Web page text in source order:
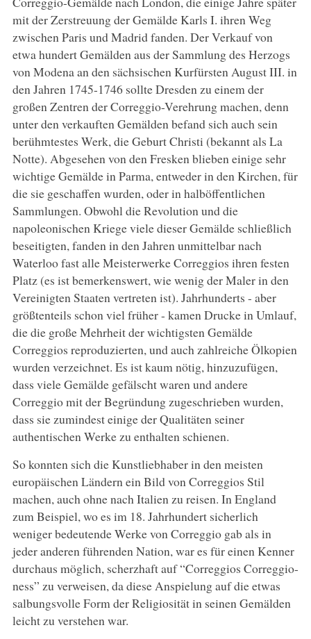
mit der Zerstreuung der Gemälde Karls I. ihren Weg
zwischen Paris und Madrid fanden. Der Verkauf von
etwa hundert Gemälden aus der Sammlung des Herzogs
von Modena an den sächsischen Kurfürsten August III. in
den Jahren 1745-1746 sollte Dresden zu einem der
großen Zentren der Correggio-Verehrung machen, denn
unter den verkauften Gemälden befand sich auch sein
berühmtestes Werk, die Geburt Christi (bekannt als La
Notte). Abgesehen von den Fresken blieben einige sehr
wichtige Gemälde in Parma, entweder in den Kirchen, für
die sie geschaffen wurden, oder in halböffentlichen
Sammlungen. Obwohl die Revolution und die
napoleonischen Kriege viele dieser Gemälde schließlich
beseitigten, fanden in den Jahren unmittelbar nach
Waterloo fast alle Meisterwerke Correggios ihren festen
Platz (es ist bemerkenswert, wie wenig der Maler in den
Vereinigten Staaten vertreten ist). Jahrhunderts - aber
größtenteils schon viel früher - kamen Drucke in Umlauf,
die die große Mehrheit der wichtigsten Gemälde
Correggios reproduzierten, und auch zahlreiche Ölkopien
wurden verzeichnet. Es ist kaum nötig, hinzuzufügen,
dass viele Gemälde gefälscht waren und andere
Correggio mit der Begründung zugeschrieben wurden,
dass sie zumindest einige der Qualitäten seiner
authentischen Werke zu enthalten schienen.
So konnten sich die Kunstliebhaber in den meisten
europäischen Ländern ein Bild von Correggios Stil
machen, auch ohne nach Italien zu reisen. In England
zum Beispiel, wo es im 18. Jahrhundert sicherlich
weniger bedeutende Werke von Correggio gab als in
jeder anderen führenden Nation, war es für einen Kenner
durchaus möglich, scherzhaft auf “Correggios Correggio-
ness” zu verweisen, da diese Anspielung auf die etwas
salbungsvolle Form der Religiosität in seinen Gemälden
leicht zu verstehen war.